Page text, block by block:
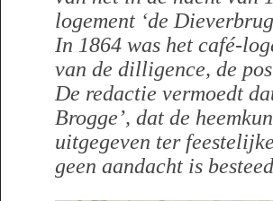
logement ‘de
In 1864 was het café-
van de dilligence, de
De redactie vermoedt
Brogge’, dat de
uitgegeven ter
geen aandacht is